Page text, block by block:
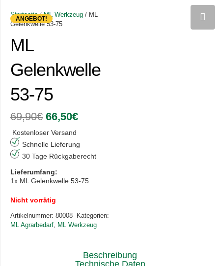
ANGEBOT!
Startseite/ML Werkzeug / ML
Gelenkwelle 53-75
ML
Gelenkwelle
53-75
69,90€ Ursprünglicher
Preis
war:
69,90€
66,50€Aktueller
66,50€.
Kostenloser Versand
Schnelle Lieferung
30 Tage Rückgaberecht
Lieferumfang:
1x ML Gelenkwelle 53-75
Nicht vorrätig
Artikelnummer: 80008
Kategorien:
ML Agrarbedarf, ML Werkzeug
Beschreibung
Technische Daten